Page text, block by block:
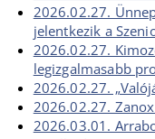
2026.02.27.
jelentkezik a
2026.02.27.
legizgalmasabb
2026.02.27.
2026.02.27.
2026.03.01.